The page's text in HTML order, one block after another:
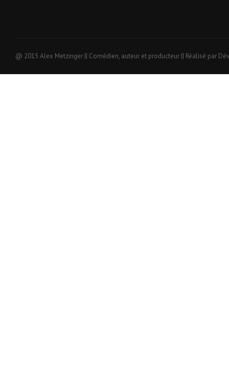
@ 2015 Alex Metzinger || Comédien, auteur et producteur || Réalisé par